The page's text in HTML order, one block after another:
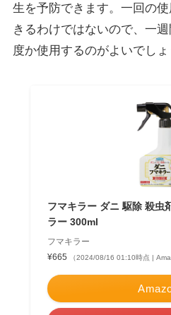
生を予防できます。一回の
きるわけではないので、一
度か使用するのがよいでしょ
フマキラー ダニ 駆除 殺虫
ラー 300ml
フマキラー
¥665
（2024/08/16 01:10時点 |